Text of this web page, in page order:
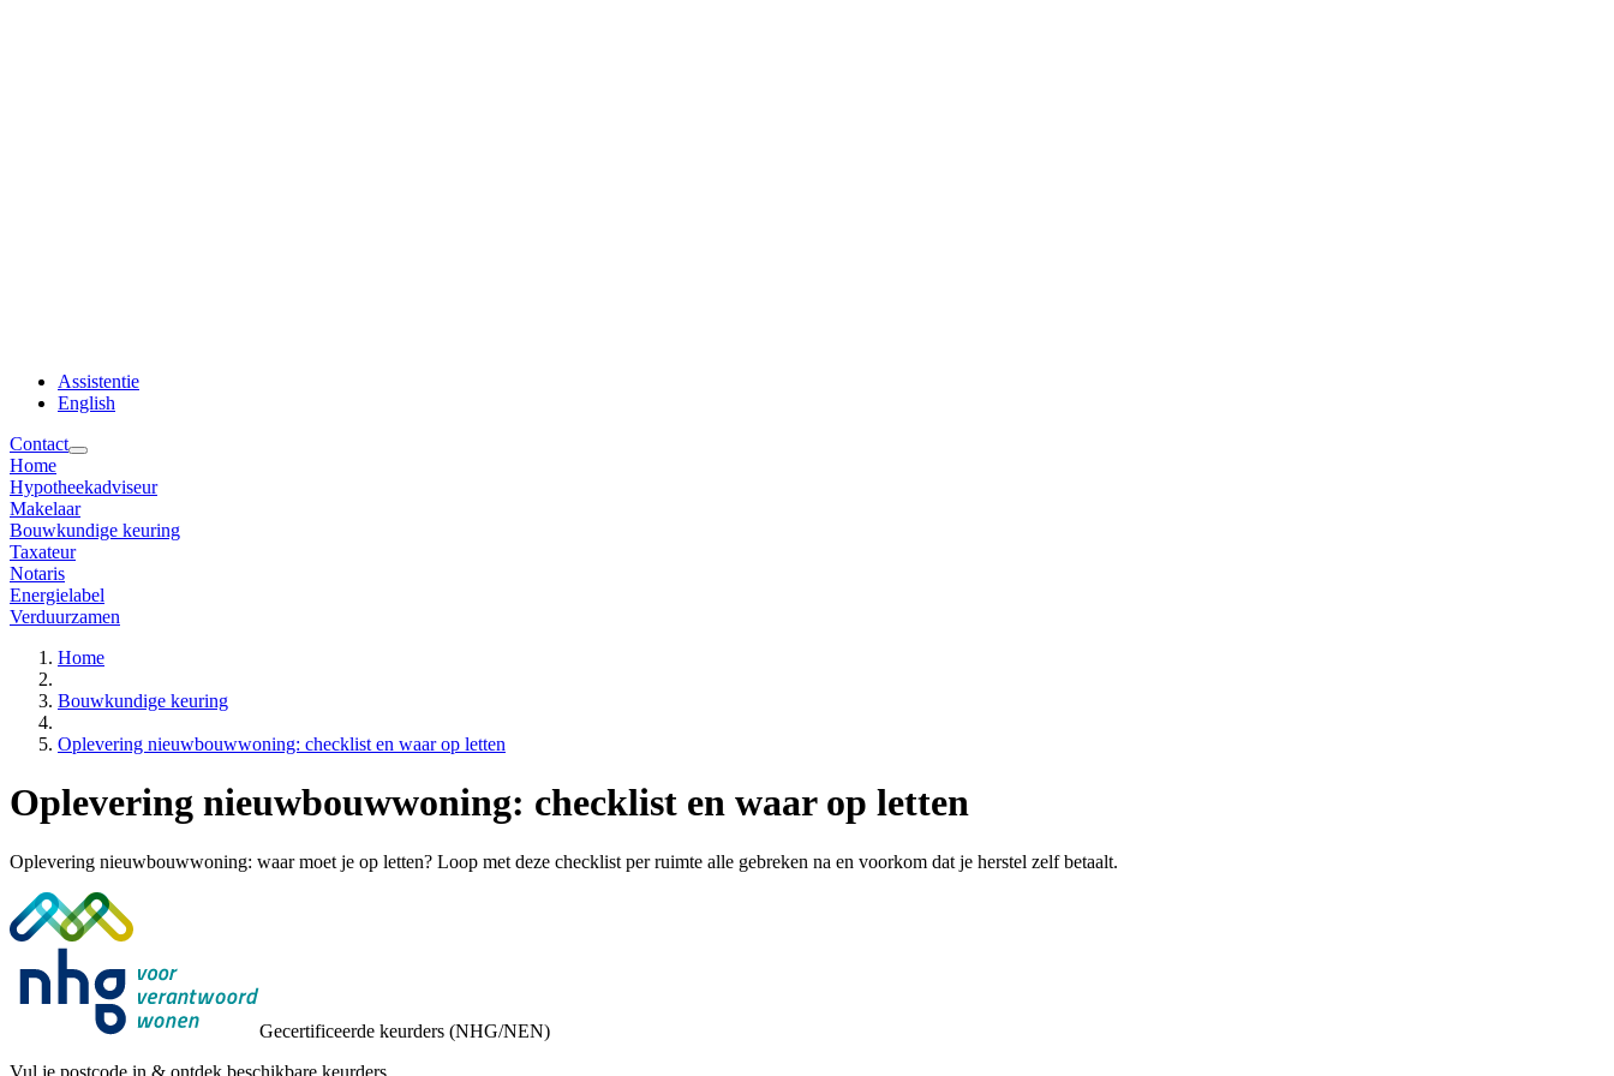
Assistentie
English
Contact
Home
Hypotheekadviseur
Makelaar
Bouwkundige keuring
Taxateur
Notaris
Energielabel
Verduurzamen
Home
Bouwkundige keuring
Oplevering nieuwbouwwoning: checklist en waar op letten
Oplevering nieuwbouwwoning: checklist en waar op letten
Oplevering nieuwbouwwoning: waar moet je op letten? Loop met deze checklist per ruimte alle gebreken na en voorkom dat je herstel zelf betaalt.
Gecertificeerde keurders (NHG/NEN)
Vul je postcode in & ontdek beschikbare keurders